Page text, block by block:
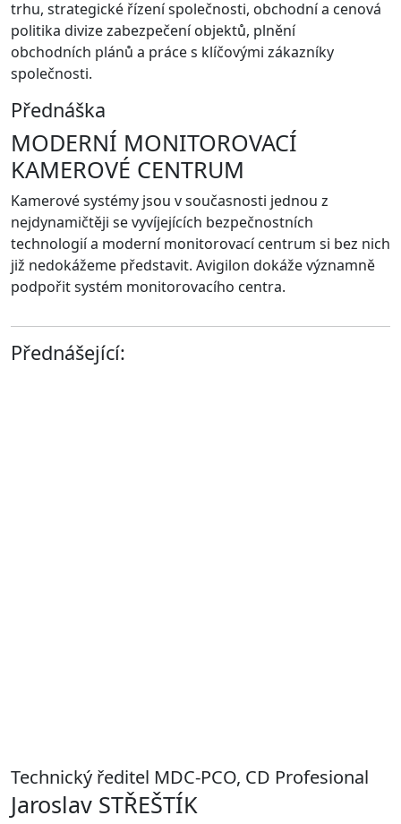
trhu, strategické řízení společnosti, obchodní a cenová
politika divize zabezpečení objektů, plnění
obchodních plánů a práce s klíčovými zákazníky
společnosti.
Přednáška
MODERNÍ MONITOROVACÍ
KAMEROVÉ CENTRUM
Kamerové systémy jsou v současnosti jednou z
nejdynamičtěji se vyvíjejících bezpečnostních
technologií a moderní monitorovací centrum si bez nich
již nedokážeme představit. Avigilon dokáže významně
podpořit systém monitorovacího centra.
Přednášející:
Technický ředitel MDC-PCO, CD Profesional
Jaroslav STŘEŠTÍK